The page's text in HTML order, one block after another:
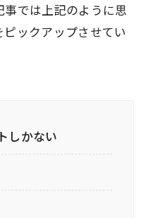
では上記のように思
ックアップさせてい
しかない